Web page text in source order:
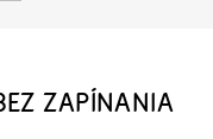
ZAPÍNANIA